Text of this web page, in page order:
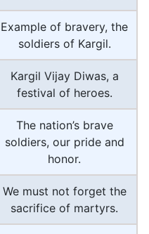
Example of bravery, the
soldiers of Kargil.
Kargil Vijay Diwas, a
festival of heroes.
The nation’s brave
soldiers, our pride and
honor.
We must not forget the
sacrifice of martyrs.